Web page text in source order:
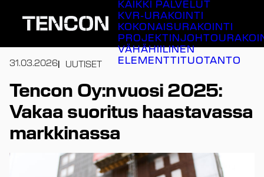
sisältöön
KAIKKI PALVELUT
KVR-URAKOINTI
KOKONAISURAKOINTI
VÄHÄHIILINEN
ELEMENTTITUOTANTO
31.03.2026 UUTISET
Tencon Oy:n vuosi 2025:
Vakaa suoritus haastavassa
markkinassa